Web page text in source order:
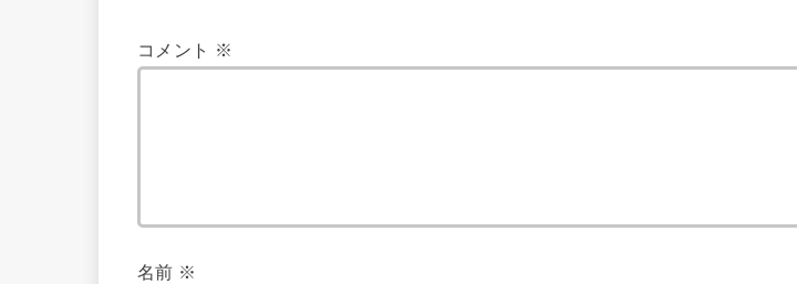
コメント ※
名前 ※